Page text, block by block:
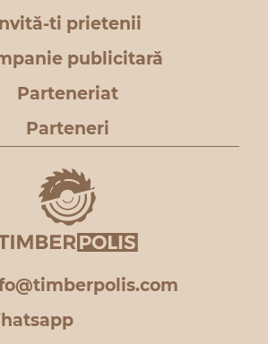
ti prietenii
publicitară
Parteneriat
Parteneri